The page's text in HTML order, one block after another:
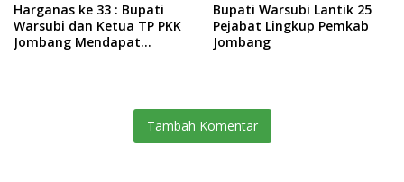
Harganas ke 33 : Bupati
Warsubi dan Ketua TP PKK
Jombang Mendapat
Bupati Warsubi Lantik 25
Pejabat Lingkup Pemkab
Jombang
Tambah Komentar